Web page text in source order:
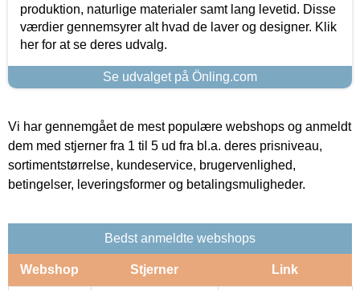
produktion, naturlige materialer samt lang levetid. Disse
værdier gennemsyrer alt hvad de laver og designer. Klik
her for at se deres udvalg.
Se udvalget på Önling.com
Vi har gennemgået de mest populære webshops og anmeldt
dem med stjerner fra 1 til 5 ud fra bl.a. deres prisniveau,
sortimentstørrelse, kundeservice, brugervenlighed,
betingelser, leveringsformer og betalingsmuligheder.
Bedst anmeldte webshops
Webshop Stjerner Link